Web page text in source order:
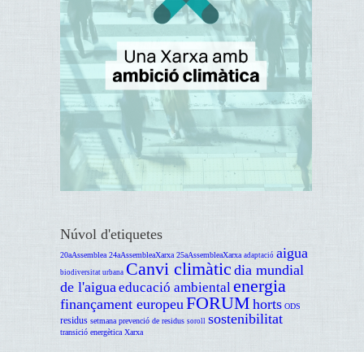
Núvol d'etiquetes
20aAssemblea 24aAssembleaXarxa 25aAssembleaXarxa adaptació aigua
biodiversitat urbana Canvi climàtic dia mundial
de l'aigua educació ambiental energia
finançament europeu FORUM horts ODS
residus setmana prevenció de residus soroll sostenibilitat
transició energètica Xarxa